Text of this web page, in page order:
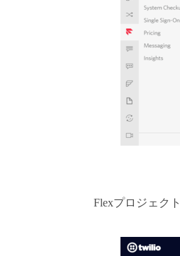
Flexプロジェク